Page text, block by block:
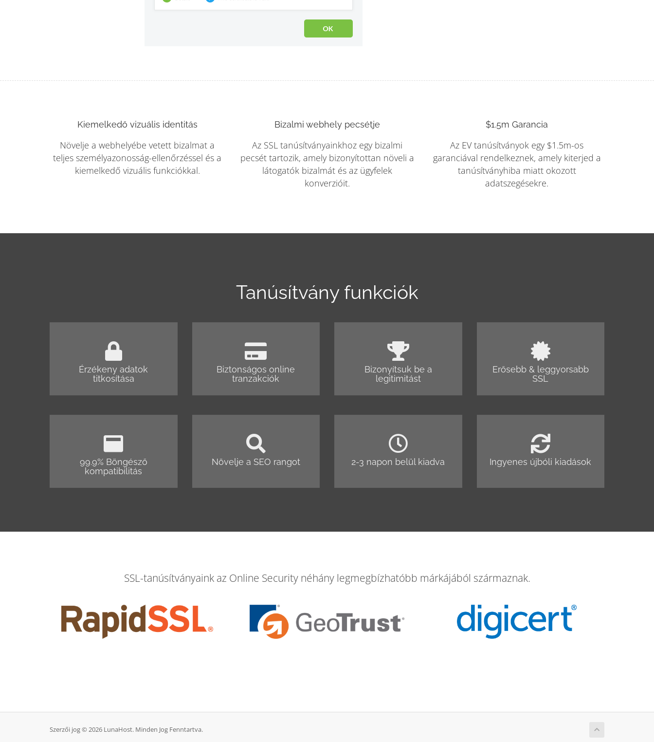
Kiemelkedő vizuális identitás
Növelje a webhelyébe vetett bizalmat a
teljes személyazonosság-ellenőrzéssel és a
kiemelkedő vizuális funkciókkal.
Bizalmi webhely pecsétje
Az SSL tanúsítványainkhoz egy bizalmi
pecsét tartozik, amely bizonyítottan növeli a
látogatók bizalmát és az ügyfelek
konverzióit.
$1.5m Garancia
Az EV tanúsítványok egy $1.5m-os
garanciával rendelkeznek, amely kiterjed a
tanúsítványhiba miatt okozott
adatszegésekre.
Tanúsítvány funkciók
Érzékeny adatok
titkosítása
Biztonságos online
tranzakciók
Bizonyítsuk be a
legitimitást
Erősebb & leggyorsabb
SSL
99.9% Böngésző
kompatibilitás
Növelje a SEO rangot 2-3 napon belül kiadva Ingyenes újbóli kiadások
SSL-tanúsítványaink az Online Security néhány legmegbízhatóbb márkájából származnak.
Szerzői jog © 2026 LunaHost. Minden Jog Fenntartva.